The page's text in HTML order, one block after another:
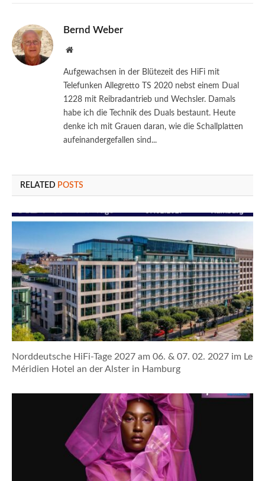
Bernd Weber
Website
Aufgewachsen in der Blütezeit des HiFi mit
Telefunken Allegretto TS 2020 nebst einem Dual
1228 mit Reibradantrieb und Wechsler. Damals
habe ich die Technik des Duals bestaunt. Heute
denke ich mit Grauen daran, wie die Schallplatten
aufeinandergefallen sind...
RELATED POSTS
Norddeutsche HiFi-Tage 2027 am 06. & 07. 02. 2027 im Le
Méridien Hotel an der Alster in Hamburg